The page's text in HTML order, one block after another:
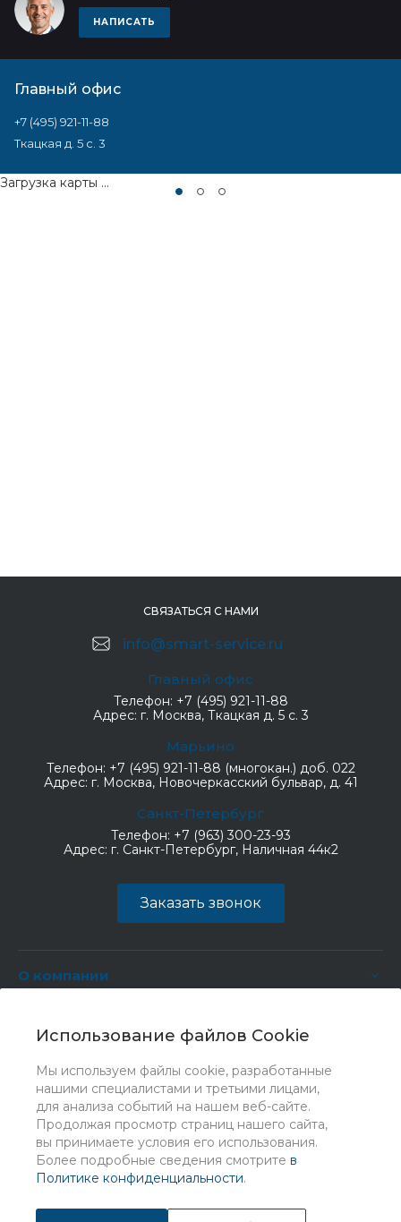
Использование файлов Cookie
Мы используем файлы cookie, разработанные
нашими специалистами и третьими лицами,
для анализа событий на нашем веб-сайте.
Продолжая просмотр страниц нашего сайта,
вы принимаете условия его использования.
Более подробные сведения смотрите в
Политике конфиденциальности.
НАПИСАТЬ
Главный офис
+7 (495) 921-11-88
Ткацкая д. 5 с. 3
Загрузка карты ...
СВЯЗАТЬСЯ С НАМИ
info@smart-service.ru
Главный офис
Телефон: +7 (495) 921-11-88
Адрес: г. Москва, Ткацкая д. 5 с. 3
Марьино
Телефон: +7 (495) 921-11-88 (многокан.) доб. 022
Адрес: г. Москва, Новочеркасский бульвар, д. 41
Санкт-Петербург
Телефон: +7 (963) 300-23-93
Адрес: г. Санкт-Петербург, Наличная 44к2
Заказать звонок
О компании
Услуги